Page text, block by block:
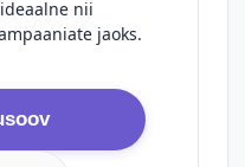
nii
jaoks.